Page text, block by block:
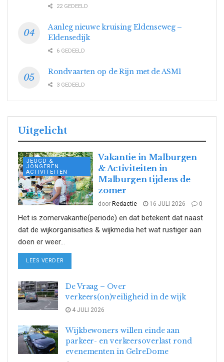
22 GEDEELD
Aanleg nieuwe kruising Eldenseweg –
Eldensedijk
6 GEDEELD
Rondvaarten op de Rijn met de ASM1
3 GEDEELD
Uitgelicht
JEUGD &
JONGEREN
ACTIVITEITEN
Vakantie in Malburgen
& Activiteiten in
Malburgen tijdens de
zomer
door Redactie 16 JULI 2026 0
Het is zomervakantie(periode) en dat betekent dat naast
dat de wijkorganisaties & wijkmedia het wat rustiger aan
doen er weer...
LEES VERDER
De Vraag – Over
verkeers(on)veiligheid in de wijk
4 JULI 2026
Wijkbewoners willen einde aan
parkeer- en verkeersoverlast rond
evenementen in GelreDome